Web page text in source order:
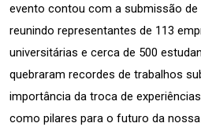
evento contou com a submissão de
reunindo representantes de 113
universitárias e cerca de 500
quebraram recordes de trabalhos
importância da troca de
como pilares para o futuro da nossa